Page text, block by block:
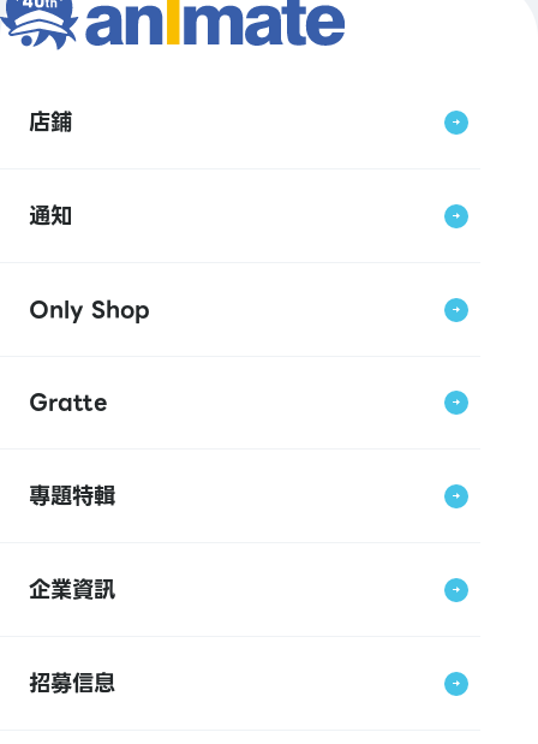
店鋪
通知
Only Shop
Gratte
專題特輯
企業資訊
招募信息